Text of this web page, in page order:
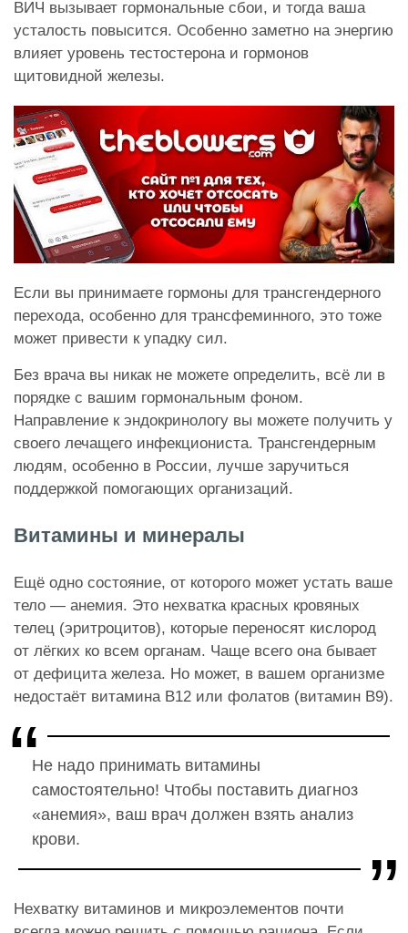
ВИЧ вызывает гормональные сбои, и тогда ваша
усталость повысится. Особенно заметно на энергию
влияет уровень тестостерона и гормонов
щитовидной железы.
Если вы принимаете гормоны для трансгендерного
перехода, особенно для трансфеминного, это тоже
может привести к упадку сил.
Без врача вы никак не можете определить, всё ли в
порядке с вашим гормональным фоном.
Направление к эндокринологу вы можете получить у
своего лечащего инфекциониста. Трансгендерным
людям, особенно в России, лучше заручиться
поддержкой помогающих организаций.
Витамины и минералы
Ещё одно состояние, от которого может устать ваше
тело — анемия. Это нехватка красных кровяных
телец (эритроцитов), которые переносят кислород
от лёгких ко всем органам. Чаще всего она бывает
от дефицита железа. Но может, в вашем организме
недостаёт витамина B12 или фолатов (витамин B9).
Не надо принимать витамины
самостоятельно! Чтобы поставить диагноз
«анемия», ваш врач должен взять анализ
крови.
Нехватку витаминов и микроэлементов почти